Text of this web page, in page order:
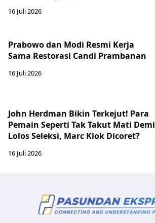
16 Juli 2026
Prabowo dan Modi Resmi Kerja
Sama Restorasi Candi Prambanan
16 Juli 2026
John Herdman Bikin Terkejut! Para
Pemain Seperti Tak Takut Mati Demi
Lolos Seleksi, Marc Klok Dicoret?
16 Juli 2026